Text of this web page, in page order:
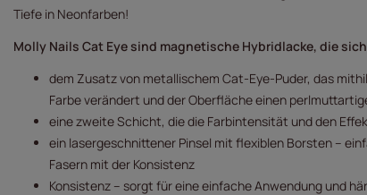
Tiefe in Neonfarben!
Molly Nails Cat Eye sind magnetische Hybridlacke, die
dem Zusatz von metallischem Cat-Eye-Puder, das
Farbe verändert und der Oberfläche einen
eine zweite Schicht, die die Farbintensität und den
ein lasergeschnittener Pinsel mit flexiblen Borsten –
Fasern mit der Konsistenz
Konsistenz – sorgt für eine einfache Anwendung und